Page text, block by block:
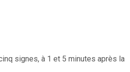
signes, à 1 et 5 minutes après la